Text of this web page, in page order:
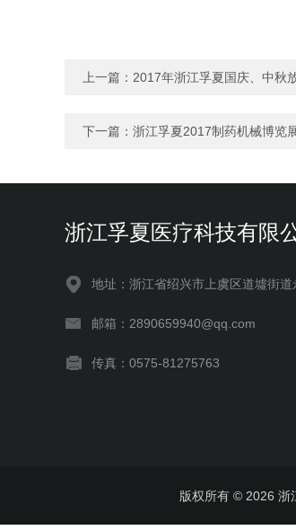
上一篇： 2017年浙江孚夏国庆、中秋
下一篇： 浙江孚夏2017制药机械博览
浙江孚夏医疗科技有限
地址：浙江省绍兴市上虞区道墟街
邮箱：2890659940@qq.com
传真：0575-81275763
版权所有 © 2026